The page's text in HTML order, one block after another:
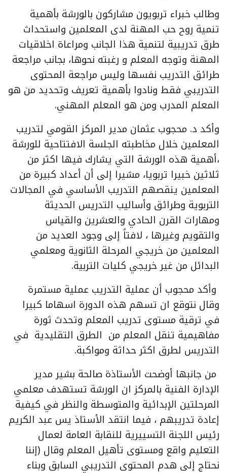
وطالب خبراء تربويون مشاركون بالورشة بأهمية
تنمية روح حب المهنة لدى المعلمين واستحداث
طرق تدريبية لتنمية هذا الجانب ومراعاة اخلاقيات
المهنة وتوجه المعلم و رغبته نحوها، بجانب مراجعة
طرائق التدريب نفسها وليس مراجعة المحتوى
التدريبي فقط ونادوا بأهمية تعريف وتحديد من هو
المعلم المدرب ومن هو المعلم المهني.
وأكد د. محجوب عثمان مدير المركز القومي لتدريب
المعلمين خلال مخاطبته الجلسة الافتتاحية للورشة
،أهمية هذه الورشة التي يشارك فيها اكثر من
ثلاثين خبيرا تربويا، مشيرا إلى أن أعداد كبيرة من
المعلمين ينقصهم التدريب الأساسي في المجالات
التربوية وطرائق وأساليب التدريس الحديثة
ومهارات القرن الحادي والعشرين والقياس
والتقويم وغيرها ، لافتاً إلى وجود العديد من
المعلمين من خريجي المرحلة الثانوية ومعلمي
البدائل من غير خريجي كليات التربية.
وأكد محجوب أن عملية التدريب عملية مستمرة
وقال نتوقع ان تسهم هذه الدورة اسهاما كبيرا
في ترقية مستوى تدريب المعلم وتحدث ثورة
مفاهيمية تنقل المعلم من الطرق التقليدية في
التدريس لطرق اكثر حداثة ومواكبة.
من جانبها أوضحت الأستاذة صالحة بشير مدير
الإدارة الفنية بالمركز ان الورشة تستهدف معلمي
المرحلتين الإبدائية والمتوسطة والنظر في كيفية
إعادة تدريبهم ، فيما انتقد الأستاذ يس عبد الكريم
رئيس اللجنة التسييرية للنقابة العامة لعمال
التعليم واقع ومستوى تأهيل المعلم وقال (إننا
نحتاج إلى هدم المحتوى التدريبي السابق وبناء